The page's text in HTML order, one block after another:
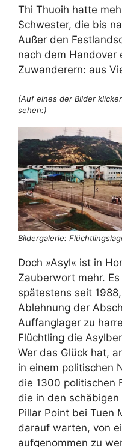
Thi Thuoih hatte
Schwester, die bis
Außer den
nach dem Handover
Zuwanderern: aus
(Auf eines der Bilder
sehen:)
Bildergalerie:
Doch »Asyl« ist in
Zauberwort mehr.
spätestens seit
Ablehnung der
Auffanglager zu
Flüchtling die
Wer das Glück hat,
in einem politischen
die 1300 politischen
die in den
Pillar Point bei Tuen
darauf warten, von
aufgenommen zu